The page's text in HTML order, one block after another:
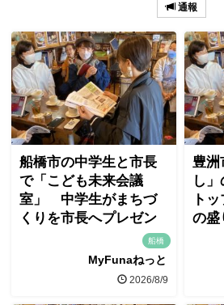
通報
船橋市の中学生と市長
で「こども未来会議
室」 中学生がまちづ
くりを市長へプレゼン
船橋
MyFunaねっと
2026/8/9
豊洲
し
ト
の盛